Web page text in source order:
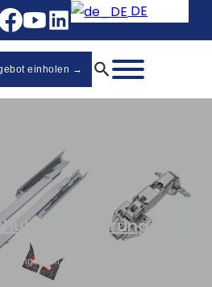
DE
einholen →
mit Griff Großhändler